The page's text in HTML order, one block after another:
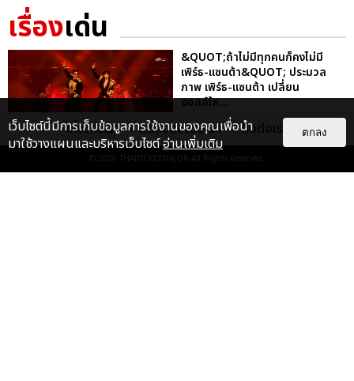
เรื่องเด่น
&QUOT;ถ้าไม่มีทุกคนก็คงไม่มี
เพิร์ธ-แซนต้า&QUOT; ประมวล
ภาพ เพิร์ธ-แซนต้า เปลี่ยน
ฮอลล์ให...
EXCLUSIVE
ไม่ว่าจะวันนี้หรือวันไหน ก็จะยังภูมิใจ
เกี่ยวกับเรา ติดต่อลงโฆษณา ติดต่อเรา
© 2026 THAITICKETMAJOR All Rights Reserved.
เว็บไซต์นี้มีการเก็บข้อมูลการใช้งานของคุณเพื่อนำ
มาใช้วางแผนและบริหารเว็บไซต์อ่านเพิ่มเติม
ตกลง